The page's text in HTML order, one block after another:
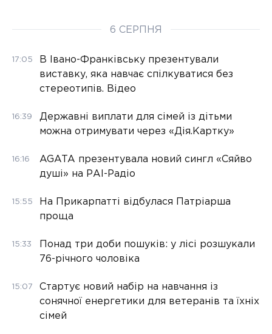
6 СЕРПНЯ
17:05
В Івано-Франківську презентували
виставку, яка навчає спілкуватися без
стереотипів. Відео
16:39
Державні виплати для сімей із дітьми
можна отримувати через «Дія.Картку»
16:16
AGATA презентувала новий сингл «Сяйво
душі» на РАІ-Радіо
15:55
На Прикарпатті відбулася Патріарша
проща
15:33
Понад три доби пошуків: у лісі розшукали
76-річного чоловіка
15:07
Стартує новий набір на навчання із
сонячної енергетики для ветеранів та їхніх
сімей